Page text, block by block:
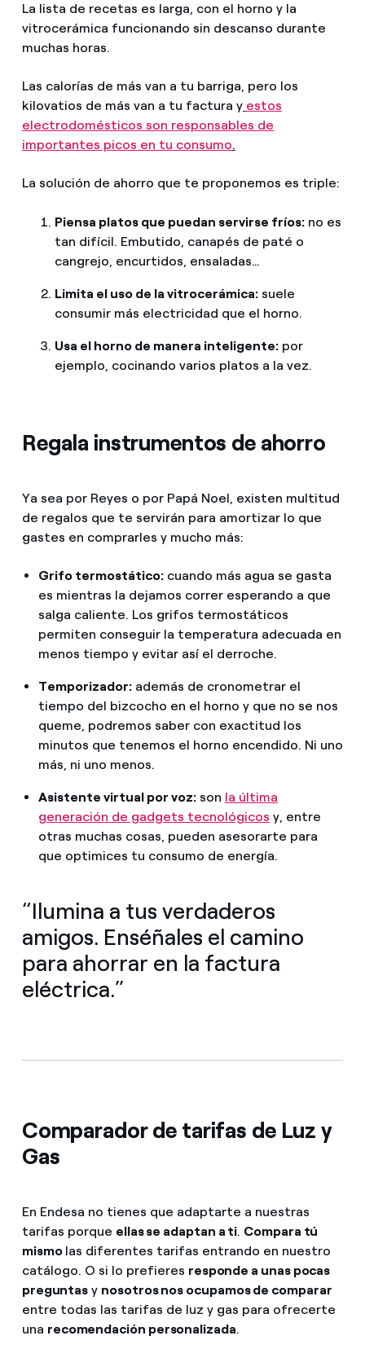
La lista de recetas es larga, con el horno y la
vitrocerámica funcionando sin descanso durante
muchas horas.
Las calorías de más van a tu barriga, pero los
kilovatios de más van a tu factura y estos
electrodomésticos son responsables de
importantes picos en tu consumo.
La solución de ahorro que te proponemos es triple:
Piensa platos que puedan servirse fríos:no es
tan difícil. Embutido, canapés de paté o
cangrejo, encurtidos, ensaladas…
Limita el uso de la vitrocerámica:suele
consumir más electricidad que el horno.
Usa el horno de manera inteligente:por
ejemplo, cocinando varios platos a la vez.
Regala instrumentos de ahorro
Ya sea por Reyes o por Papá Noel, existen multitud
de regalos que te servirán para amortizar lo que
gastes en comprarles y mucho más:
Grifo termostático:cuando más agua se gasta
es mientras la dejamos correr esperando a que
salga caliente. Los grifos termostáticos
permiten conseguir la temperatura adecuada en
menos tiempo y evitar así el derroche.
Temporizador:además de cronometrar el
tiempo del bizcocho en el horno y que no se nos
queme, podremos saber con exactitud los
minutos que tenemos el horno encendido. Ni uno
más, ni uno menos.
Asistente virtual por voz:son la última
generación de gadgets tecnológicos y, entre
otras muchas cosas, pueden asesorarte para
que optimices tu consumo de energía.
“Ilumina a tus verdaderos
amigos. Enséñales el camino
para ahorrar en la factura
eléctrica.”
Comparador de tarifas de Luz y
Gas
En Endesa no tienes que adaptarte a nuestras
tarifas porque ellas se adaptan a ti. Compara tú
mismolas diferentes tarifas entrando en nuestro
catálogo. O si lo prefieres responde a unas pocas
preguntas y nosotros nos ocupamos de comparar
entre todas las tarifas de luz y gas para ofrecerte
una recomendación personalizada.